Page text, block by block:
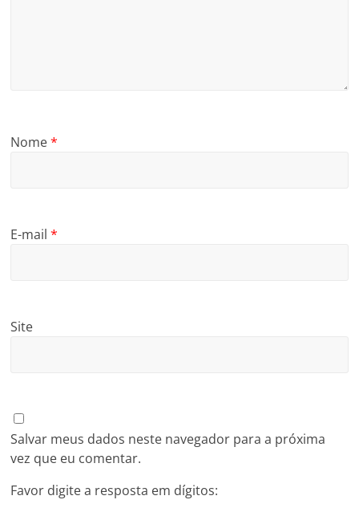
Nome*
E-mail*
Site
Salvar meus dados neste navegador para a próxima
vez que eu comentar.
Favor digite a resposta em dígitos: